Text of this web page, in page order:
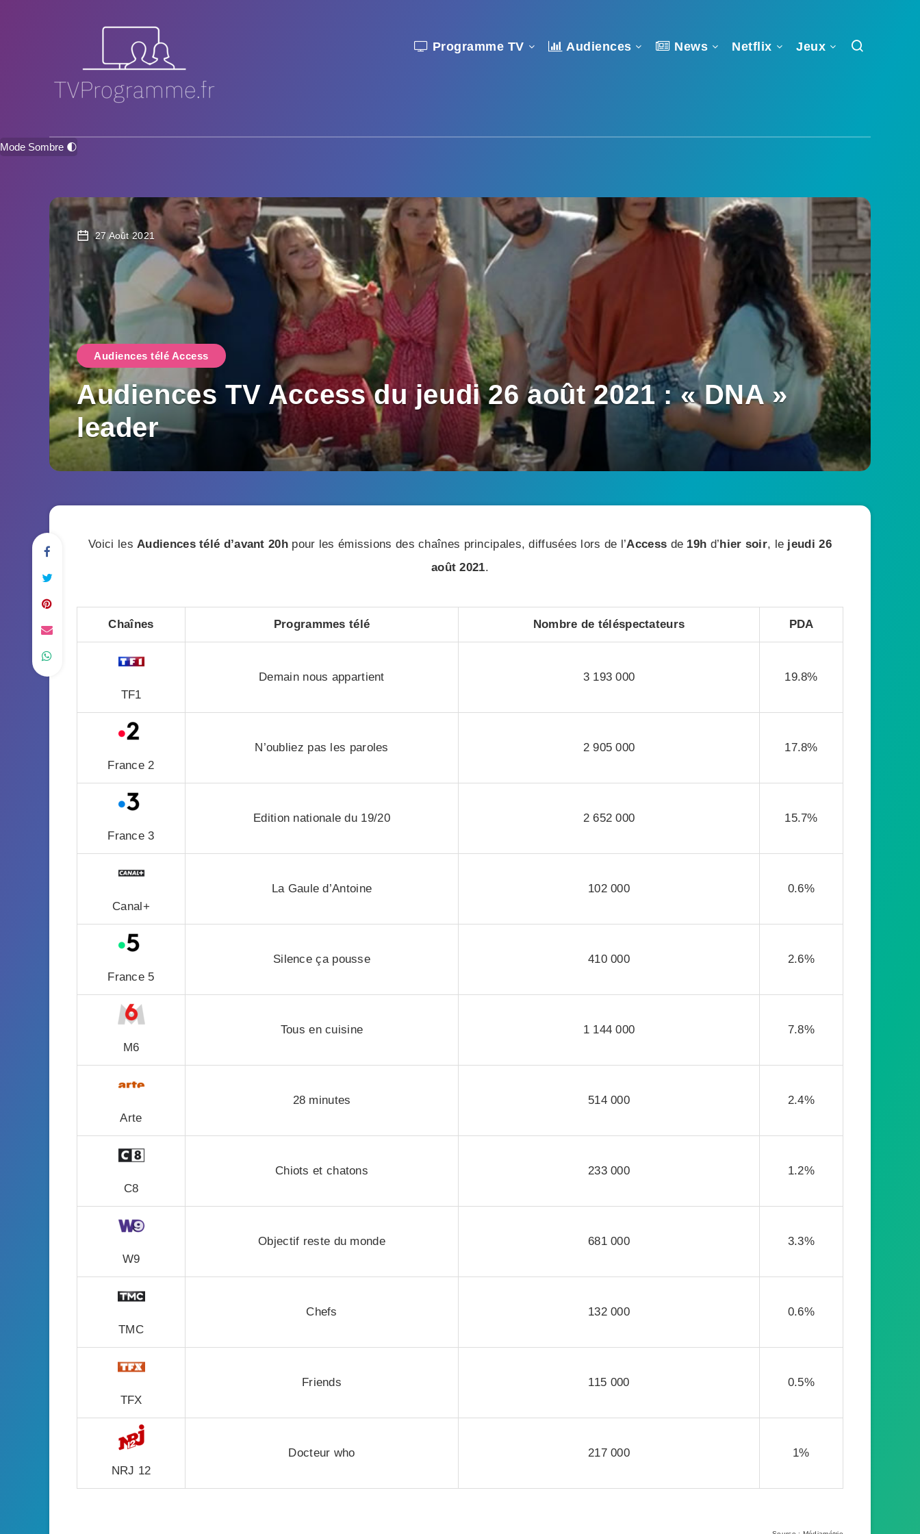
Programme TV Audiences News Netflix Jeux
Mode Sombre 🌓
27 Août 2021
Audiences télé Access
Audiences TV Access du jeudi 26 août 2021 : « DNA »
leader
Voici lesAudiences télé d’avant 20hpour les émissions des chaînes principales, diffusées lors de l’Access de 19h d’hier soir, le jeudi 26
août 2021.
Chaînes Programmes télé Nombre de téléspectateurs PDA
TF1
Demain nous appartient 3 193 000 19.8%
France 2
N’oubliez pas les paroles 2 905 000 17.8%
France 3
Edition nationale du 19/20 2 652 000 15.7%
Canal+
La Gaule d’Antoine 102 000 0.6%
France 5
Silence ça pousse 410 000 2.6%
M6
Tous en cuisine 1 144 000 7.8%
Arte
28 minutes 514 000 2.4%
C8
Chiots et chatons 233 000 1.2%
W9
Objectif reste du monde 681 000 3.3%
TMC
Chefs 132 000 0.6%
TFX
Friends 115 000 0.5%
NRJ 12
Docteur who 217 000 1%